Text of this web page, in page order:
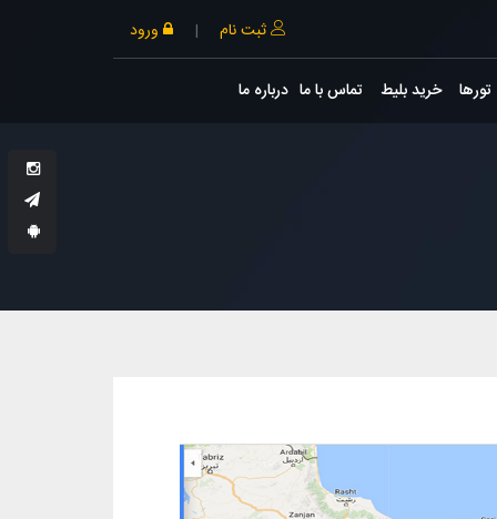
ثبت نام | ورود
تورها خرید بلیط تماس با ما درباره ما